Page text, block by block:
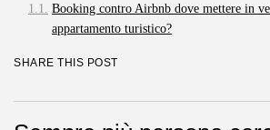
Booking contro Airbnb dove mettere in
appartamento turistico?
SHARE THIS POST